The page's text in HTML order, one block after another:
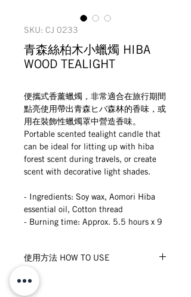
SKU: CJ 0233
青森絲柏木小蠟燭 HIBA
WOOD TEALIGHT
便攜式香薰蠟燭，非常適合在旅行期間
點亮使用帶出青森ヒバ森林的香味，或
用在裝飾性蠟燭罩中營造香味。
Portable scented tealight candle that
can be ideal for litting up with hiba
forest scent during travels, or create
scent with decorative light shades.
- Ingredients: Soy wax, Aomori Hiba
essential oil, Cotton thread
- Burning time: Approx. 5.5 hours x 9
使用方法 HOW TO USE
不要在有風的地方使用。
Do not use candle if windy